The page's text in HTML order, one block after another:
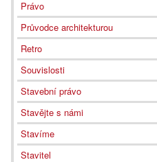
Právo
Průvodce architekturou
Retro
Souvislosti
Stavební právo
Stavějte s námi
Stavíme
Stavitel